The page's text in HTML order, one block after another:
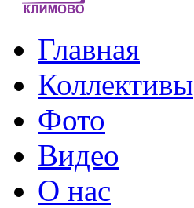
Главная
Коллективы
Фото
Видео
О нас